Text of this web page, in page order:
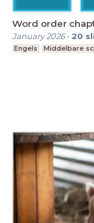
Word order
January 2026- 20
Engels Middelbare